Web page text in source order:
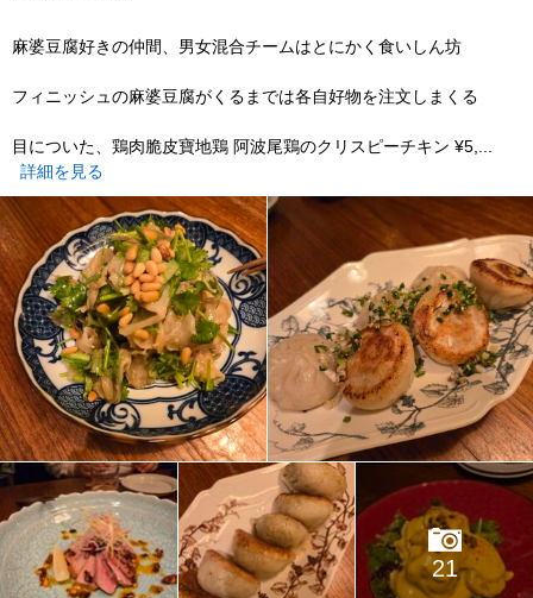
麻婆豆腐好きの仲間、男女混合チームはとにかく食いしん坊
フィニッシュの麻婆豆腐がくるまでは各自好物を注文しまくる
目についた、鶏肉脆皮寶地鶏 阿波尾鶏のクリスピーチキン ¥5,...
詳細を見る
21